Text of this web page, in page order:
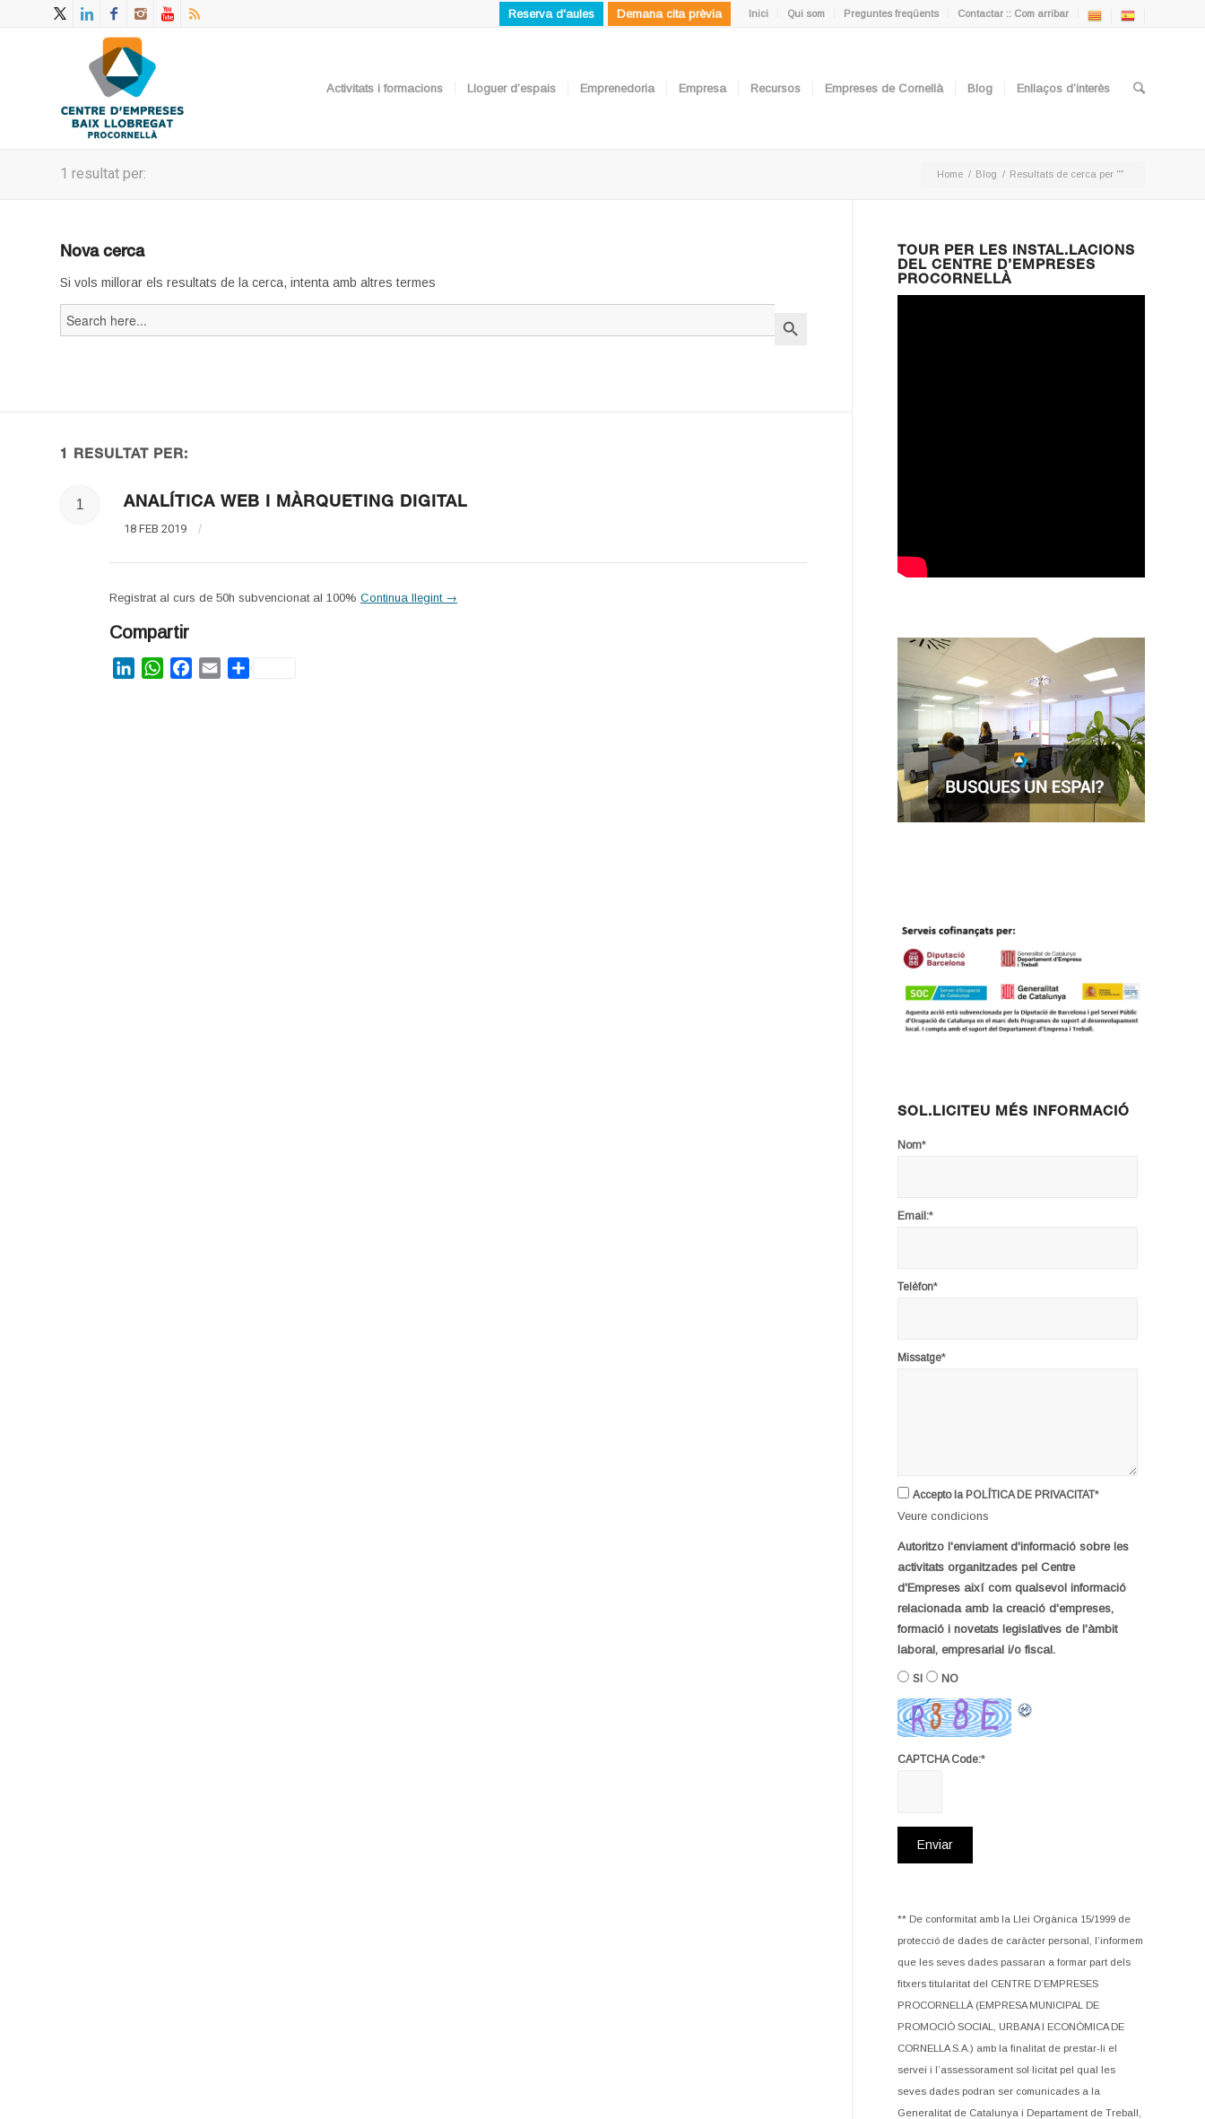
Inici Qui som Preguntes freqüents Contactar :: Com arribar
Reserva d'aules Demana cita prèvia
Activitats i formacions Lloguer d’espais Emprenedoria Empresa Recursos Empreses de Cornellà Blog Enllaços d’interès
1 resultat per: Home / Blog / Resultats de cerca per ""
Nova cerca
Si vols millorar els resultats de la cerca, intenta amb altres termes
Search
for:
1 RESULTAT PER:
1 ANALÍTICA WEB I MÀRQUETING DIGITAL
18 FEB 2019 /
Registrat al curs de 50h subvencionat al 100% Continua llegint →
Compartir
LinkedInWhatsAppFacebook
EmailShare
TOUR PER LES INSTAL.LACIONS
DEL CENTRE D’EMPRESES
PROCORNELLÀ
SOL.LICITEU MÉS INFORMACIÓ
Nom*
Email:*
Telèfon*
Missatge*
Accepto la POLÍTICA DE PRIVACITAT*
Veure condicions
Autoritzo l'enviament d'informació sobre les
activitats organitzades pel Centre
d'Empreses així com qualsevol informació
relacionada amb la creació d'empreses,
formació i novetats legislatives de l'àmbit
laboral, empresarial i/o fiscal.
SI NO
CAPTCHA Code:*
** De conformitat amb la Llei Orgànica 15/1999 de
protecció de dades de caràcter personal, l’informem
que les seves dades passaran a formar part dels
fitxers titularitat del CENTRE D’EMPRESES
PROCORNELLÀ (EMPRESA MUNICIPAL DE
PROMOCIÓ SOCIAL, URBANA I ECONÒMICA DE
CORNELLA S.A.) amb la finalitat de prestar-li el
servei i l’assessorament sol·licitat pel qual les
seves dades podran ser comunicades a la
Generalitat de Catalunya i Departament de Treball,